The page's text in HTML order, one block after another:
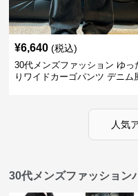
¥6,640 (税込)
30代メンズファッション ゆっ
りワイドカーゴパンツ デニム
人気
30代メンズファッション